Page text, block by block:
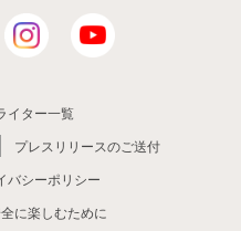
イター一覧
プレスリリースのご送付
バシーポリシー
に楽しむために